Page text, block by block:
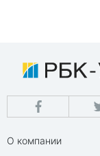
О компании